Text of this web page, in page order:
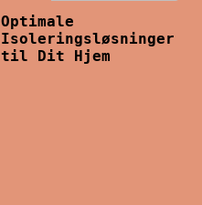
Optimale
Isoleringsløsninger
til Dit Hjem